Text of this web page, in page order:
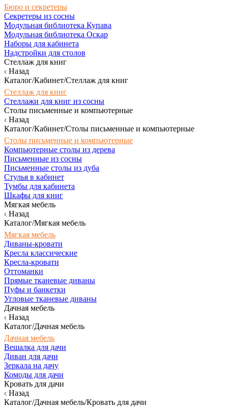
Бюро и секретеры
Секретеры из сосны
Модульная библиотека Купава
Модульная библиотека Оскар
Наборы для кабинета
Надстройки для столов
Стеллаж для книг
Назад
Каталог/Кабинет/Стеллаж для книг
Стеллаж для книг
Стеллажи для книг из сосны
Столы письменные и компьютерные
Назад
Каталог/Кабинет/Столы письменные и компьютерные
Столы письменные и компьютерные
Компьютерные столы из дерева
Письменные из сосны
Письменные столы из дуба
Стулья в кабинет
Тумбы для кабинета
Шкафы для книг
Мягкая мебель
Назад
Каталог/Мягкая мебель
Мягкая мебель
Диваны-кровати
Кресла классические
Кресла-кровати
Оттоманки
Прямые тканевые диваны
Пуфы и банкетки
Угловые тканевые диваны
Дачная мебель
Назад
Каталог/Дачная мебель
Дачная мебель
Вешалка для дачи
Диван для дачи
Зеркала на дачу
Комоды для дачи
Кровать для дачи
Назад
Каталог/Дачная мебель/Кровать для дачи